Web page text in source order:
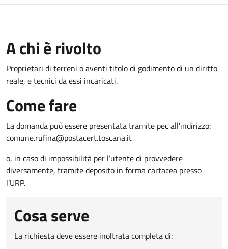
A chi è rivolto
Proprietari di terreni o aventi titolo di godimento di un diritto
reale, e tecnici da essi incaricati.
Come fare
La domanda può essere presentata tramite pec all’indirizzo:
comune.rufina@postacert.toscana.it
o, in caso di impossibilità per l’utente di provvedere
diversamente, tramite deposito in forma cartacea presso
l’URP.
Cosa serve
La richiesta deve essere inoltrata completa di: